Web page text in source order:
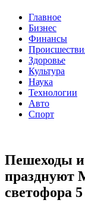
Главное
Бизнес
Финансы
Здоровье
Культура
Наука
Технологии
Авто
Спорт
Пешеходы и
празднуют
светофора 5